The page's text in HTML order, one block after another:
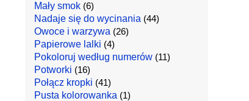
Mały smok(6)
Nadaje się do wycinania (44)
Owoce i warzywa (26)
Papierowe lalki (4)
Pokoloruj według numerów(11)
Potworki (16)
Połącz kropki (41)
Pusta kolorowanka (1)